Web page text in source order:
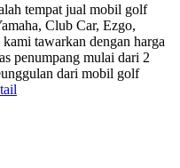
tempat jual mobil golf
Club Car, Ezgo,
tawarkan dengan harga
penumpang mulai dari 2
dari mobil golf